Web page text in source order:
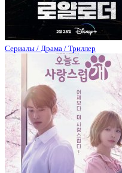
Сериалы / Драма / Триллер